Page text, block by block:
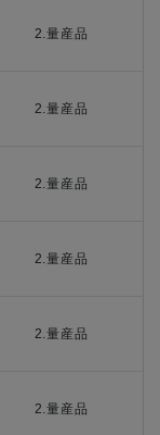
2.量産品
2.量産品
2.量産品
2.量産品
2.量産品
2.量産品